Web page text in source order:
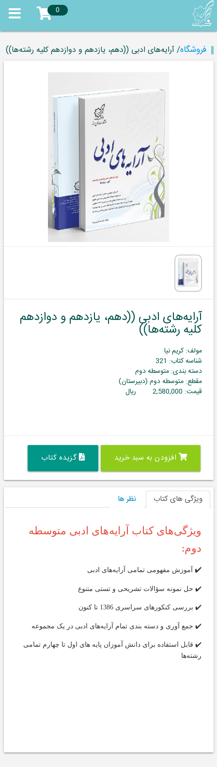
0
فروشگاه/ آرایه‌های ادبی ((دهم، یازدهم و دوازدهم کلیه رشته‌‌ها))
آرایه‌های ادبی ((دهم، یازدهم و دوازدهم
کلیه رشته‌‌ها))
مولف: کریم نیا
شناسه کتاب: 321
دسته بندی: متوسطه دوم
مقطع: متوسطه دوم (دبیرستان)
قیمت: 2,580,000 ریال
افزودن به سبد خرید گزیده کتاب
ویژگی های کتاب نظر ها
ویژگی‌های کتاب آرایه‌های ادبی متوسطه
دوم:
✔️ آموزش مفهومی تمامی آرایه‌های ادبی
✔️ حل نمونه سؤالات تشریحی و تستی متنوع
✔️ بررسی کنکور‌های سراسری 1386 تا کنون
✔️ جمع آوری و دسته بندی تمام آرایه‌های ادبی در یک مجموعه
✔️ قابل استفاده برای دانش آموزان پایه های اول تا چهارم تمامی
رشته‌ها